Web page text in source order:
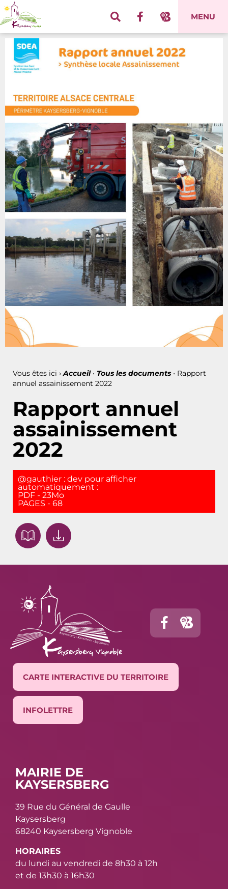
MENU
Vous êtes ici › Accueil• Tous les documents • Rapport
annuel assainissement 2022
Rapport annuel
assainissement
2022
@gauthier : dev pour afficher
automatiquement :
PDF - 23Mo
PAGES - 68
CARTE INTERACTIVE DU TERRITOIRE
INFOLETTRE
MAIRIE DE
KAYSERSBERG
39 Rue du Général de Gaulle
Kaysersberg
68240 Kaysersberg Vignoble
HORAIRES
du lundi au vendredi de 8h30 à 12h
et de 13h30 à 16h30
Panneau de gestion des cookies